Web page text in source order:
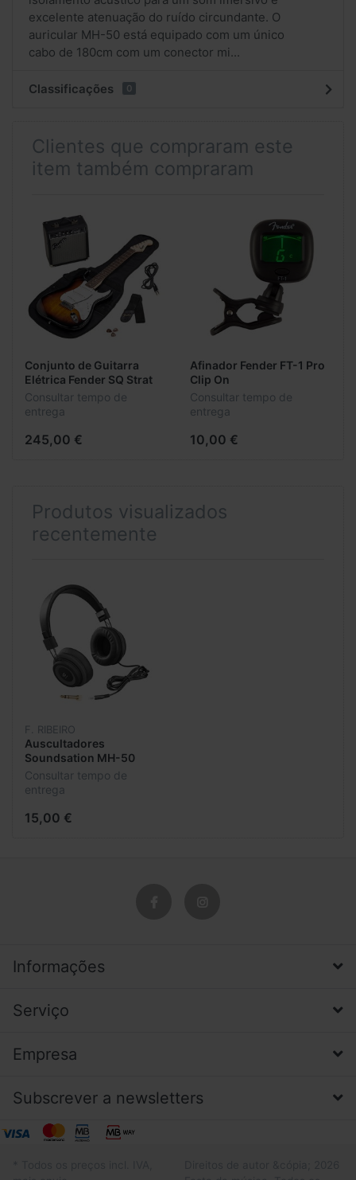
excelente atenuação do ruído circundante. O
auricular MH-50 está equipado com um único
cabo de 180cm com um conector mi...
Classificações 0
Clientes que compraram este
item também compraram
Conjunto de Guitarra
Elétrica Fender SQ Strat
10G Brown Sunburst
Consultar tempo de
entrega
245,00 €
Afinador Fender FT-1 Pro
Clip On
Consultar tempo de
entrega
10,00 €
Produtos visualizados
recentemente
F. RIBEIRO
Auscultadores
Soundsation MH-50
Consultar tempo de
entrega
15,00 €
Informações
Serviço
Empresa
Subscrever a newsletters